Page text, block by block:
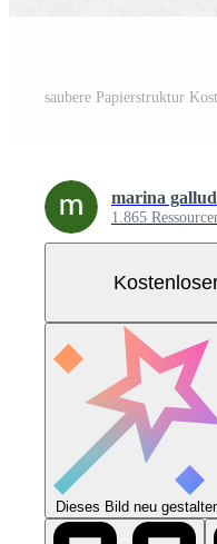
saubere Papierstruktur
marina
1.865
Dieses Bild neu